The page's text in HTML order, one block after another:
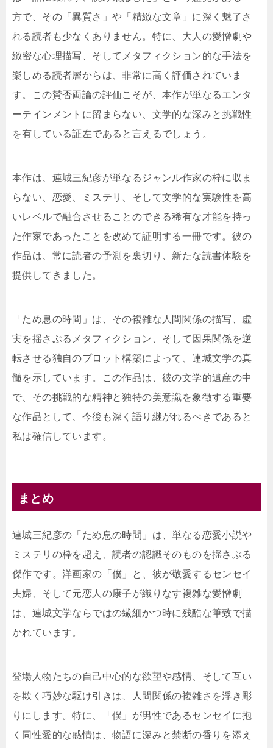
方で、その「異質さ」や「精緻な文章」に深く魅了さ
れる読者も少なくありません。特に、大人の愛憎劇や
緻密な心理描写、そしてメタフィクション的な手法を
楽しめる読者層からは、非常に高く評価されていま
す。この賛否両論の評価こそが、本作が単なるエンタ
ーテインメントに留まらない、文学的な深みと挑戦性
を有している証左であると言えるでしょう。
本作は、連城三紀彦が単なるジャンル作家の枠に収ま
らない、恋愛、ミステリ、そして文学的な実験性を高
いレベルで融合させることのできる稀有な才能を持っ
た作家であったことを改めて証明する一冊です。彼の
作品は、常に読者の予測を裏切り、新たな読書体験を
提供してきました。
「ため息の時間」は、その複雑な人間関係の描写、虚
実を揺さぶるメタフィクション、そして因果関係を逆
転させる独自のプロット構築によって、連城文学の真
髄を示しています。この作品は、彼の文学的遺産の中
で、その挑戦的な精神と独特の美意識を象徴する重要
な作品として、今後も深く語り継がれるべきであると
私は確信しています。
まとめ
連城三紀彦の「ため息の時間」は、単なる恋愛小説や
ミステリの枠を超え、読者の認識そのものを揺さぶる
傑作です。洋画家の「僕」と、彼が敬愛するセンセイ
夫婦、そして元恋人の康子が織りなす複雑な愛憎劇
は、連城文学ならではの繊細かつ時に残酷な筆致で描
かれています。
登場人物たちの自己中心的な欲望や感情、そして互い
を欺く巧妙な駆け引きは、人間関係の複雑さを浮き彫
りにします。特に、「僕」が男性であるセンセイに抱
く同性愛的な感情は、物語に深みと禁断の香りを添え